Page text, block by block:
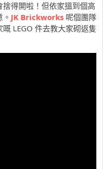
得開啦！但依家搵到個高
JK Brickworks 呢個團隊
LEGO 件去教大家砌返隻